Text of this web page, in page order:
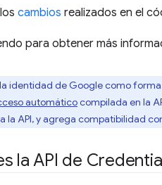
cambios realizados en el
para obtener más
la identidad de Google como
automáticocompilada en la
la API, y agrega compatibilidad
la API de